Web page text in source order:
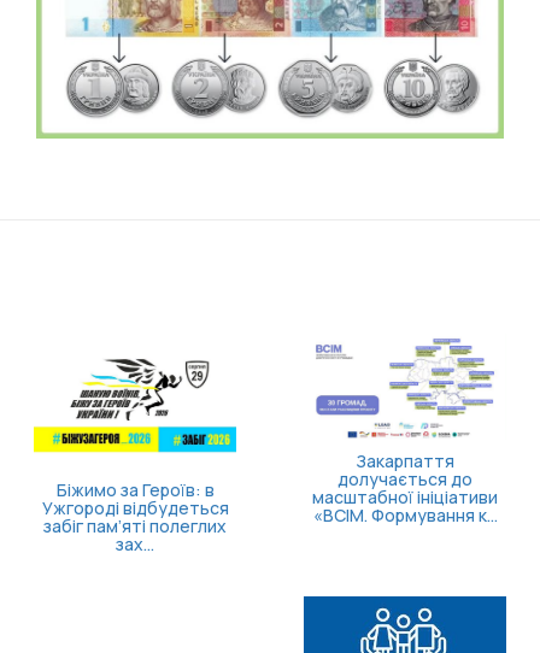
Біжимо за Героїв: в
Ужгороді відбудеться
забіг пам’яті полеглих
зах...
Закарпаття
долучається до
масштабної ініціативи
«ВСІМ. Формування к...